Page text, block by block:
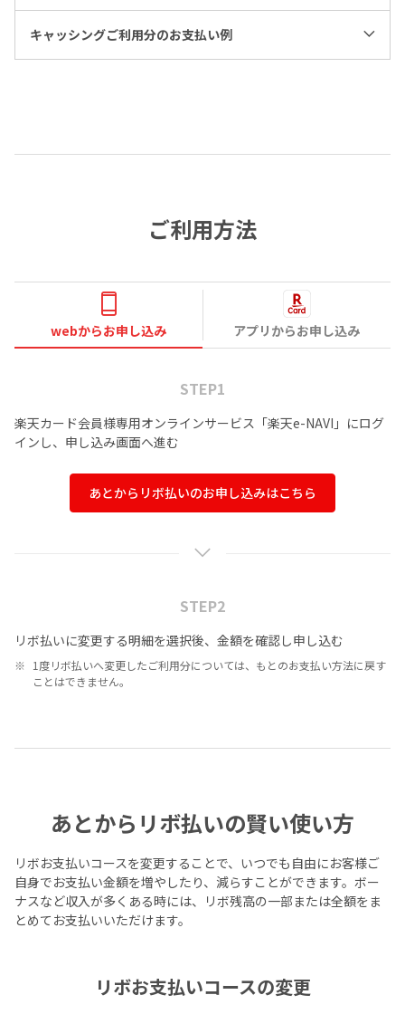
キャッシングご利用分のお支払い例
ご利用方法
webからお申し込み アプリからお申し込み
STEP1
楽天カード会員様専用オンラインサービス「楽天e-NAVI」にログ
インし、申し込み画面へ進む
あとからリボ払いのお申し込みはこちら
STEP2
リボ払いに変更する明細を選択後、金額を確認し申し込む
1度リボ払いへ変更したご利用分については、もとのお支払い方法に戻す
ことはできません。
あとからリボ払いの賢い使い方
リボお支払いコースを変更することで、いつでも自由にお客様ご
自身でお支払い金額を増やしたり、減らすことができます。ボー
ナスなど収入が多くある時には、リボ残高の一部または全額をま
とめてお支払いいただけます。
リボお支払いコースの変更